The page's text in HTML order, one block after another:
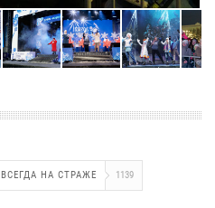
ВСЕГДА НА СТРАЖЕ 1139